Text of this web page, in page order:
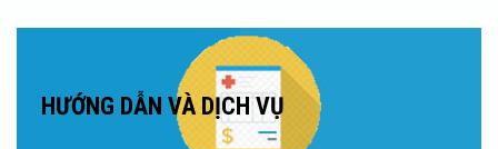
HƯỚNG DẪN VÀ DỊCH VỤ